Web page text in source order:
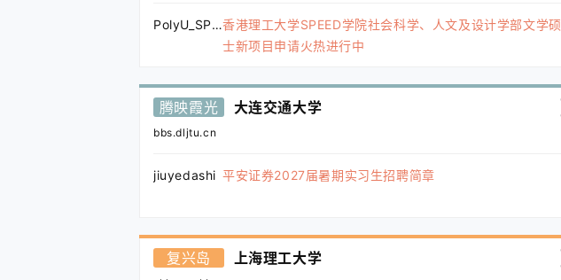
PolyU_SPEED香港理工大学SPEED学院社会科学、人文及设计学部文学硕
士新项目申请火热进行中
腾映霞光 大连交通大学
bbs.dljtu.cn
jiuyedashi 平安证券2027届暑期实习生招聘简章
复兴岛 上海理工大学